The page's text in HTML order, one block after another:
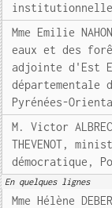
Mme Emilie
eaux et des
adjointe d'Est
Pyrénées-
M. Victor
THEVENOT,
démocratique,
En quelques lignes
Mme Hélène